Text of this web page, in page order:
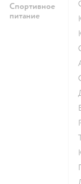
Спортивное
питание